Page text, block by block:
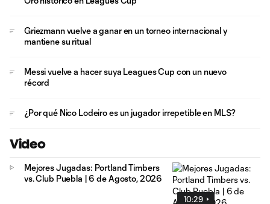
Griezmann vuelve a ganar en un torneo internacional y
mantiene su ritual
Messi vuelve a hacer suya Leagues Cup con un nuevo
récord
¿Por qué Nico Lodeiro es un jugador irrepetible en MLS?
Video
10:29
Mejores Jugadas: Portland Timbers
vs. Club Puebla | 6 de Agosto, 2026